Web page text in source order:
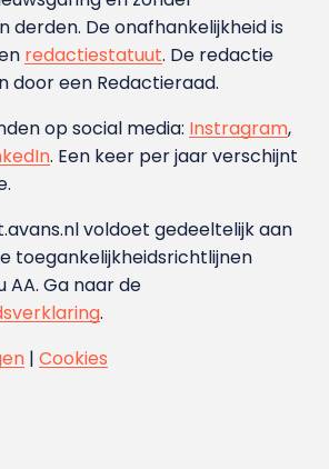
derden. De onafhankelijkheid is
redactiestatuut. De redactie
door een Redactieraad.
op social media: Instragram,
. Een keer per jaar verschijnt
voldoet gedeeltelijk aan
toegankelijkheidsrichtlijnen
AA. Ga naar de
.
| Cookies